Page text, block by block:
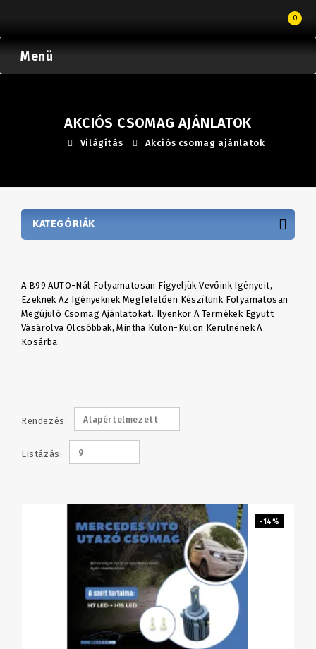
0
Menü
AKCIÓS CSOMAG AJÁNLATOK
Világítás Akciós csomag ajánlatok
KATEGÓRIÁK
A B99 AUTO-Nál Folyamatosan Figyeljük Vevőink Igényeit,
Ezeknek Az Igényeknek Megfelelően Készítünk Folyamatosan
Megújuló Csomag Ajánlatokat. Ilyenkor A Termékek Együtt
Vásárolva Olcsóbbak, Mintha Külön-Külön Kerülnének A
Kosárba.
Rendezés: Alapértelmezett
Listázás: 9
-14%